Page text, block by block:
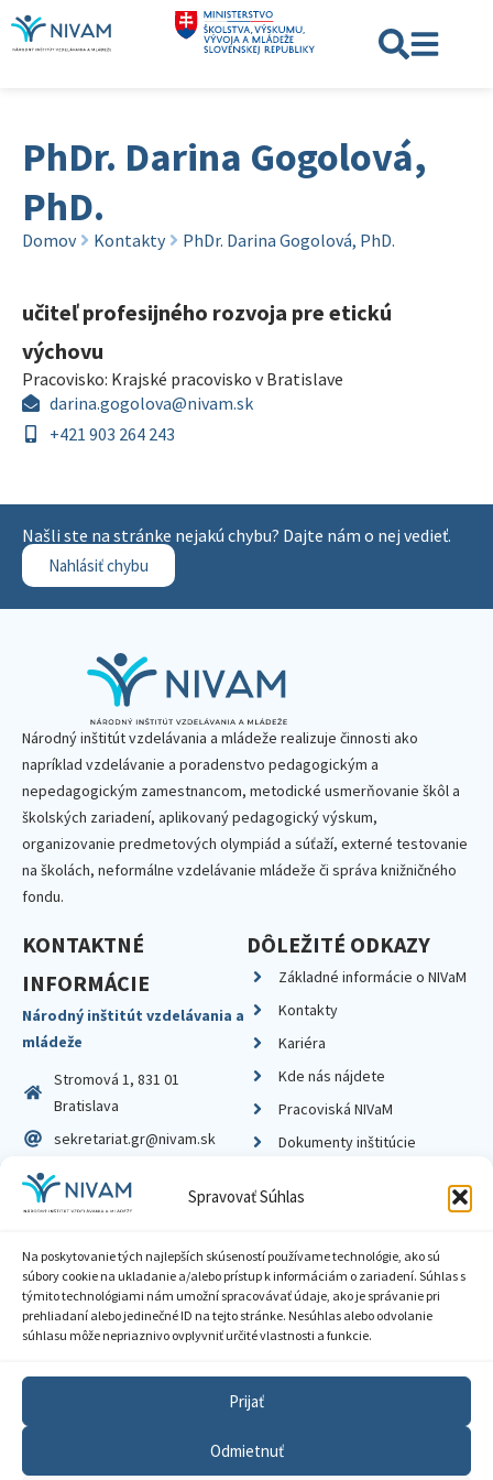
Spravovať Súhlas
Na poskytovanie tých najlepších skúseností používame technológie, ako sú
súbory cookie na ukladanie a/alebo prístup k informáciám o zariadení. Súhlas s
týmito technológiami nám umožní spracovávať údaje, ako je správanie pri
prehliadaní alebo jedinečné ID na tejto stránke. Nesúhlas alebo odvolanie
súhlasu môže nepriaznivo ovplyvniť určité vlastnosti a funkcie.
Prijať
Odmietnuť
PhDr. Darina Gogolová,
PhD.
Domov Kontakty PhDr. Darina Gogolová, PhD.
učiteľ profesijného rozvoja pre etickú
výchovu
Pracovisko: Krajské pracovisko v Bratislave
darina.gogolova@nivam.sk
+421 903 264 243
Našli ste na stránke nejakú chybu? Dajte nám o nej vedieť.
Nahlásiť chybu
Národný inštitút vzdelávania a mládeže realizuje činnosti ako
napríklad vzdelávanie a poradenstvo pedagogickým a
nepedagogickým zamestnancom, metodické usmerňovanie škôl a
školských zariadení, aplikovaný pedagogický výskum,
organizovanie predmetových olympiád a súťaží, externé testovanie
na školách, neformálne vzdelávanie mládeže či správa knižničného
fondu.
KONTAKTNÉ
INFORMÁCIE
Národný inštitút vzdelávania a
mládeže
Stromová 1, 831 01
Bratislava
sekretariat.gr@nivam.sk
IČO: 00164348
DIČ: 2020798714
DÔLEŽITÉ ODKAZY
Základné informácie o NIVaM
Kontakty
Kariéra
Kde nás nájdete
Pracoviská NIVaM
Dokumenty inštitúcie
Zásady ochrany súkromia
Sprístupnenie informácií